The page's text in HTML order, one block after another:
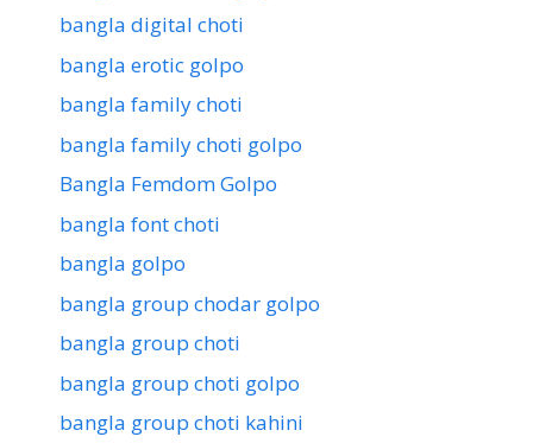
bangla digital choti
bangla erotic golpo
bangla family choti
bangla family choti golpo
Bangla Femdom Golpo
bangla font choti
bangla golpo
bangla group chodar golpo
bangla group choti
bangla group choti golpo
bangla group choti kahini